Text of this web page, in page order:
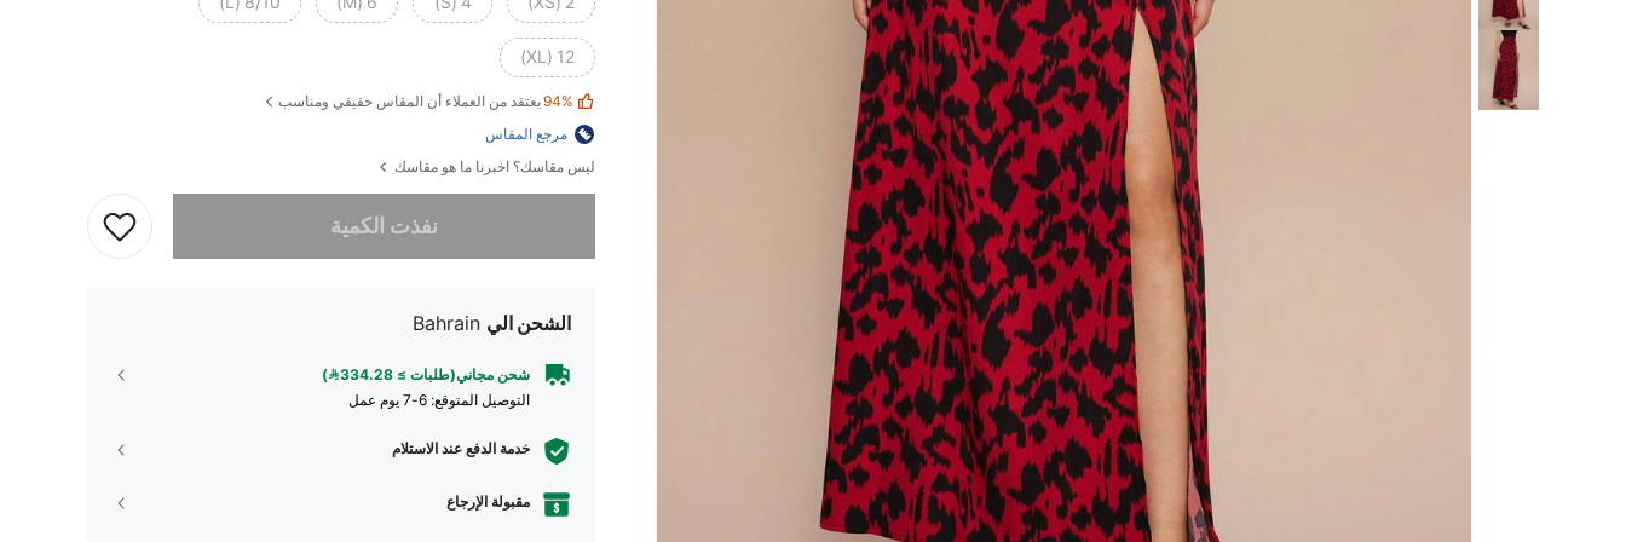
12 (XL)
94%يعتقد من العملاء أن المقاس حقيقي ومناسب
مرجع المقاس
ليس مقاسك؟ اخبرنا ما هو مقاسك
نفذت الكمية
عذراً، لقد تم بيع هذا المنتج.
الشحن الي Bahrain
شحن مجاني(طلبات ≥ 334.28)
التوصيل المتوقع: 6-7 يوم عمل
خدمة الدفع عند الاستلام
مقبولة الإرجاع